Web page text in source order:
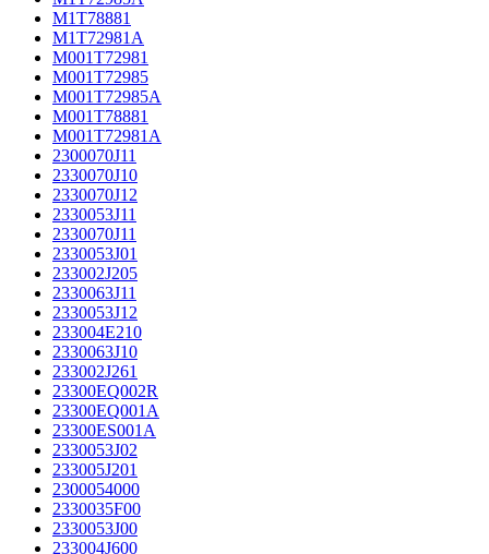
M1T78881
M1T72981A
M001T72981
M001T72985
M001T72985A
M001T78881
M001T72981A
2300070J11
2330070J10
2330070J12
2330053J11
2330070J11
2330053J01
233002J205
2330063J11
2330053J12
233004E210
2330063J10
233002J261
23300EQ002R
23300EQ001A
23300ES001A
2330053J02
233005J201
2300054000
2330035F00
2330053J00
233004J600